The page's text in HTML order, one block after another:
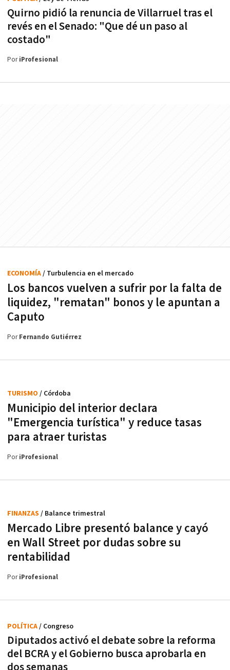
Quirno pidió la renuncia de Villarruel tras el
revés en el Senado: "Que dé un paso al
costado"
PoriProfesional
Los bancos vuelven a sufrir por la falta de
liquidez, "rematan" bonos y le apuntan a
Caputo
ECONOMÍA/ Turbulencia en el mercado
PorFernando Gutiérrez
Municipio del interior declara
"Emergencia turística" y reduce tasas
para atraer turistas
TURISMO / Córdoba
PoriProfesional
Mercado Libre presentó balance y cayó
en Wall Street por dudas sobre su
rentabilidad
FINANZAS / Balance trimestral
PoriProfesional
Diputados activó el debate sobre la reforma
del BCRA y el Gobierno busca aprobarla en
POLÍTICA/ Congreso